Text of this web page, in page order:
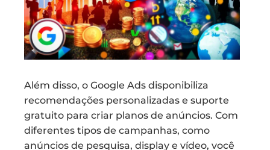
Além disso, o Google Ads disponibiliza
recomendações personalizadas e suporte
gratuito para criar planos de anúncios. Com
diferentes tipos de campanhas, como
anúncios de pesquisa, display e vídeo, você